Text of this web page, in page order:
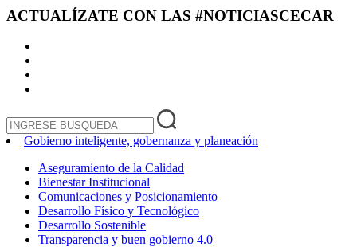
ACTUALÍZATE CON LAS #NOTICIASCECAR
Gobierno inteligente, gobernanza y planeación
Aseguramiento de la Calidad
Bienestar Institucional
Comunicaciones y Posicionamiento
Desarrollo Físico y Tecnológico
Desarrollo Sostenible
Transparencia y buen gobierno 4.0